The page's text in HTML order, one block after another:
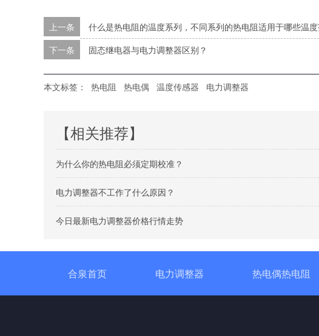
上一条
什么是热电阻的温度系列，不同系列的热电阻适用于哪些温度
下一条 固态继电器与电力调整器区别？
本文标签： 热电阻 热电偶 温度传感器 电力调整器
【相关推荐】
为什么你的热电阻必须定期校准？
电力调整器不工作了什么原因？
今日最新电力调整器价格行情走势
合泉首页 电力调整器 热电偶热电阻